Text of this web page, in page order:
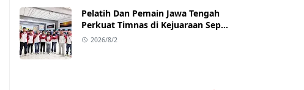
Pelatih Dan Pemain Jawa Tengah
Perkuat Timnas di Kejuaraan Sepak
takraw Internasional
2026/8/2